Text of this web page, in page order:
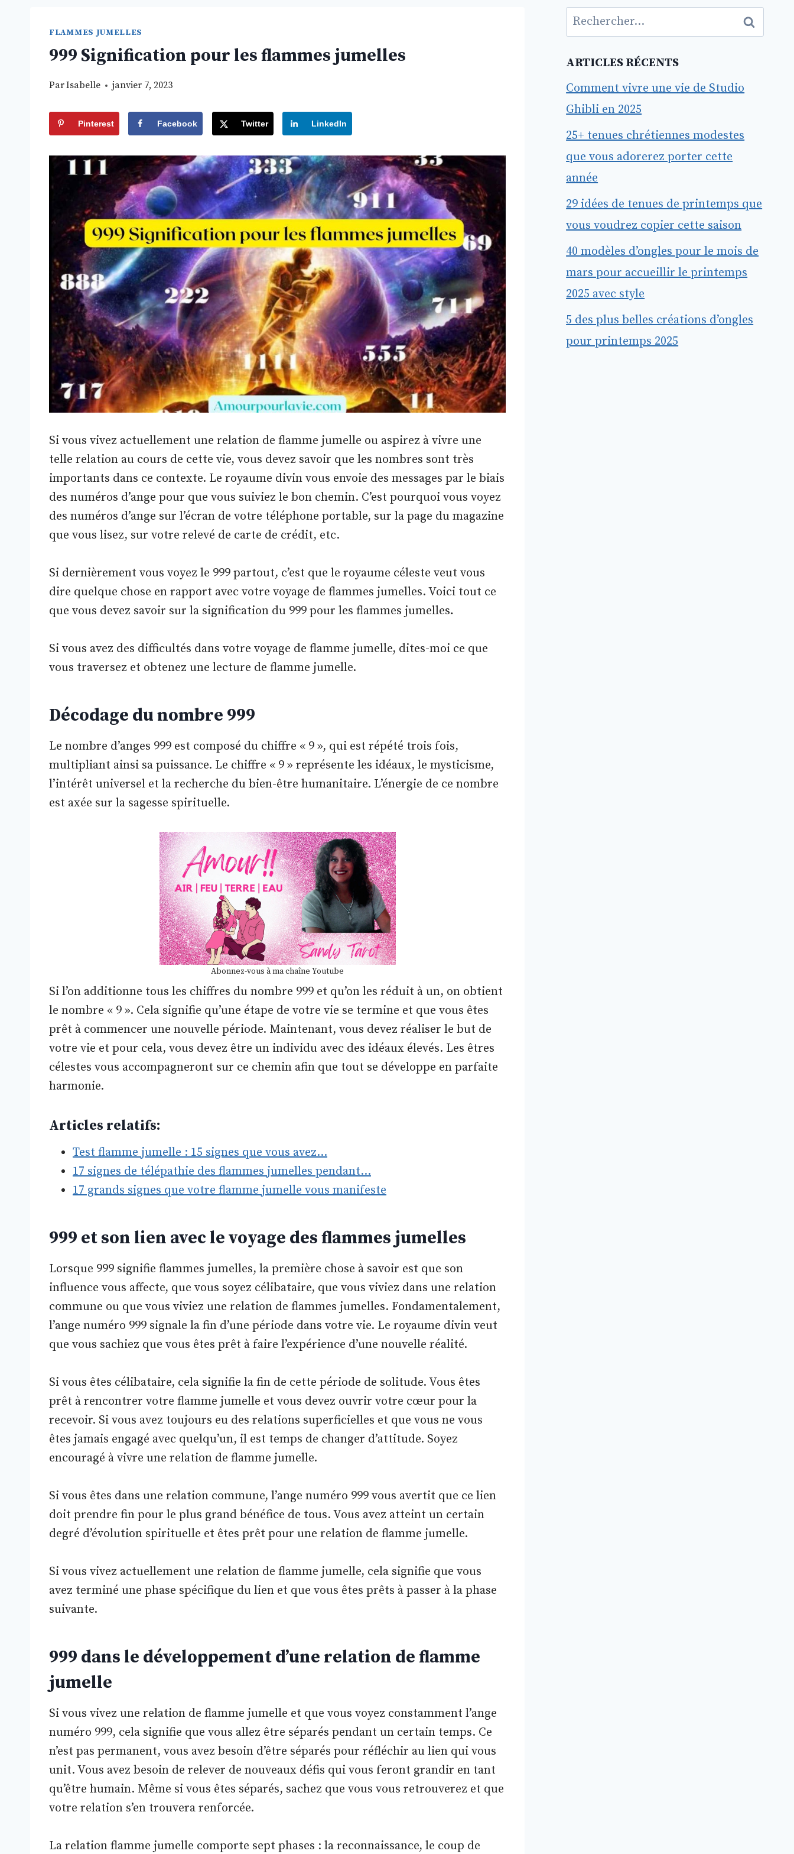
FLAMMES JUMELLES
999 Signification pour les flammes jumelles
ParIsabelle janvier 7, 2023
Pinterest Facebook Twitter LinkedIn
Si vous vivez actuellement une relation de flamme jumelle ou aspirez à vivre une
telle relation au cours de cette vie, vous devez savoir que les nombres sont très
importants dans ce contexte. Le royaume divin vous envoie des messages par le biais
des numéros d’ange pour que vous suiviez le bon chemin. C’est pourquoi vous voyez
des numéros d’ange sur l’écran de votre téléphone portable, sur la page du magazine
que vous lisez, sur votre relevé de carte de crédit, etc.
Si dernièrement vous voyez le 999 partout, c’est que le royaume céleste veut vous
dire quelque chose en rapport avec votre voyage de flammes jumelles. Voici tout ce
que vous devez savoir sur la signification du 999 pour les flammes jumelles.
Si vous avez des difficultés dans votre voyage de flamme jumelle, dites-moi ce que
vous traversez et obtenez une lecture de flamme jumelle.
Décodage du nombre 999
Le nombre d’anges 999 est composé du chiffre « 9 », qui est répété trois fois,
multipliant ainsi sa puissance. Le chiffre « 9 » représente les idéaux, le mysticisme,
l’intérêt universel et la recherche du bien-être humanitaire. L’énergie de ce nombre
est axée sur la sagesse spirituelle.
Abonnez-vous à ma chaîne Youtube
Si l’on additionne tous les chiffres du nombre 999 et qu’on les réduit à un, on obtient
le nombre « 9 ». Cela signifie qu’une étape de votre vie se termine et que vous êtes
prêt à commencer une nouvelle période. Maintenant, vous devez réaliser le but de
votre vie et pour cela, vous devez être un individu avec des idéaux élevés. Les êtres
célestes vous accompagneront sur ce chemin afin que tout se développe en parfaite
harmonie.
Articles relatifs:
Test flamme jumelle : 15 signes que vous avez…
17 signes de télépathie des flammes jumelles pendant…
17 grands signes que votre flamme jumelle vous manifeste
999 et son lien avec le voyage des flammes jumelles
Lorsque 999 signifie flammes jumelles, la première chose à savoir est que son
influence vous affecte, que vous soyez célibataire, que vous viviez dans une relation
commune ou que vous viviez une relation de flammes jumelles. Fondamentalement,
l’ange numéro 999 signale la fin d’une période dans votre vie. Le royaume divin veut
que vous sachiez que vous êtes prêt à faire l’expérience d’une nouvelle réalité.
Si vous êtes célibataire, cela signifie la fin de cette période de solitude. Vous êtes
prêt à rencontrer votre flamme jumelle et vous devez ouvrir votre cœur pour la
recevoir. Si vous avez toujours eu des relations superficielles et que vous ne vous
êtes jamais engagé avec quelqu’un, il est temps de changer d’attitude. Soyez
encouragé à vivre une relation de flamme jumelle.
Si vous êtes dans une relation commune, l’ange numéro 999 vous avertit que ce lien
doit prendre fin pour le plus grand bénéfice de tous. Vous avez atteint un certain
degré d’évolution spirituelle et êtes prêt pour une relation de flamme jumelle.
Si vous vivez actuellement une relation de flamme jumelle, cela signifie que vous
avez terminé une phase spécifique du lien et que vous êtes prêts à passer à la phase
suivante.
999 dans le développement d’une relation de flamme
jumelle
Si vous vivez une relation de flamme jumelle et que vous voyez constamment l’ange
numéro 999, cela signifie que vous allez être séparés pendant un certain temps. Ce
n’est pas permanent, vous avez besoin d’être séparés pour réfléchir au lien qui vous
unit. Vous avez besoin de relever de nouveaux défis qui vous feront grandir en tant
qu’être humain. Même si vous êtes séparés, sachez que vous vous retrouverez et que
votre relation s’en trouvera renforcée.
La relation flamme jumelle comporte sept phases : la reconnaissance, le coup de
Rechercher :
ARTICLES RÉCENTS
Comment vivre une vie de Studio
Ghibli en 2025
25+ tenues chrétiennes modestes
que vous adorerez porter cette
année
29 idées de tenues de printemps que
vous voudrez copier cette saison
40 modèles d’ongles pour le mois de
mars pour accueillir le printemps
2025 avec style
5 des plus belles créations d’ongles
pour printemps 2025